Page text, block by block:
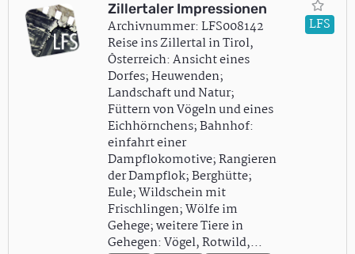
Zillertaler Impressionen
Archivnummer: LFS008142
Reise ins Zillertal in Tirol,
Österreich: Ansicht eines
Dorfes; Heuwenden;
Landschaft und Natur;
Füttern von Vögeln und eines
Eichhörnchens; Bahnhof:
einfahrt einer
Dampflokomotive; Rangieren
der Dampflok; Berghütte;
Eule; Wildschein mit
Frischlingen; Wölfe im
Gehege; weitere Tiere in
Gehegen: Vögel, Rotwild,…
LFS